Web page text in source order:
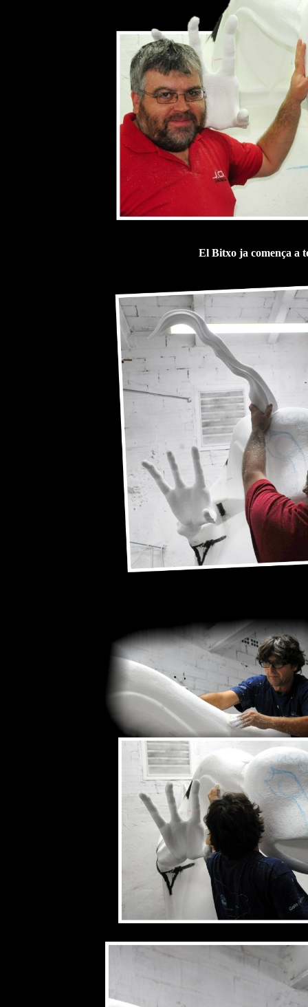
El Bitxo ja comença a